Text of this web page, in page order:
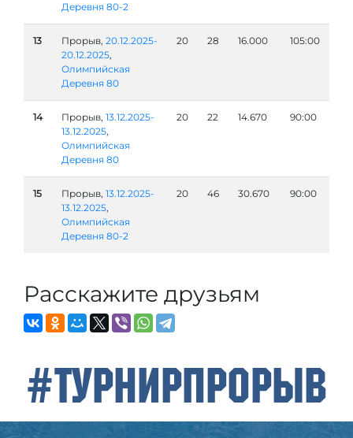
Деревня 80-2
13 Прорыв, 20.12.2025-
20.12.2025,
Олимпийская
Деревня 80
20 28 16.000 105:00
14 Прорыв, 13.12.2025-
13.12.2025,
Олимпийская
Деревня 80
20 22 14.670 90:00
15 Прорыв, 13.12.2025-
13.12.2025,
Олимпийская
Деревня 80-2
20 46 30.670 90:00
Расскажите друзьям
#ТурнирПрорыв